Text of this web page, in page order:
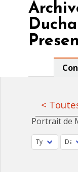
<
Portrait de